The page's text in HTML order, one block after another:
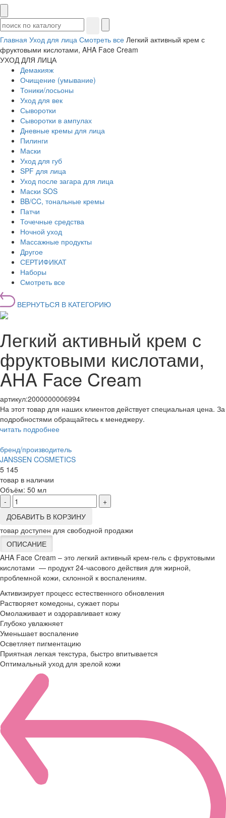
Главная Уход для лица Смотреть все Легкий активный крем с
фруктовыми кислотами, AHA Face Cream
УХОД ДЛЯ ЛИЦА
Демакияж
Очищение (умывание)
Тоники/лосьоны
Уход для век
Сыворотки
Сыворотки в ампулах
Дневные кремы для лица
Пилинги
Маски
Уход для губ
SPF для лица
Уход после загара для лица
Маски SOS
BB/CC, тональные кремы
Патчи
Точечные средства
Ночной уход
Массажные продукты
Другое
СЕРТИФИКАТ
Наборы
Смотреть все
ВЕРНУТЬСЯ В КАТЕГОРИЮ
Легкий активный крем с
фруктовыми кислотами,
AHA Face Cream
артикул:2000000006994
На этот товар для наших клиентов действует специальная цена. За
подробностями обращайтесь к менеджеру.
читать подробнее
бренд/производитель
JANSSEN COSMETICS
5 145
товар в наличии
Объём: 50 мл
-
+
ДОБАВИТЬ В КОРЗИНУ
товар доступен для свободной продажи
ОПИСАНИЕ
AHA Face Cream – это легкий активный крем-гель с фруктовыми
кислотами — продукт 24-часового действия для жирной,
проблемной кожи, склонной к воспалениям.
Активизирует процесс естественного обновления
Растворяет комедоны, сужает поры
Омолаживает и оздоравливает кожу
Глубоко увлажняет
Уменьшает воспаление
Осветляет пигментацию
Приятная легкая текстура, быстро впитывается
Оптимальный уход для зрелой кожи